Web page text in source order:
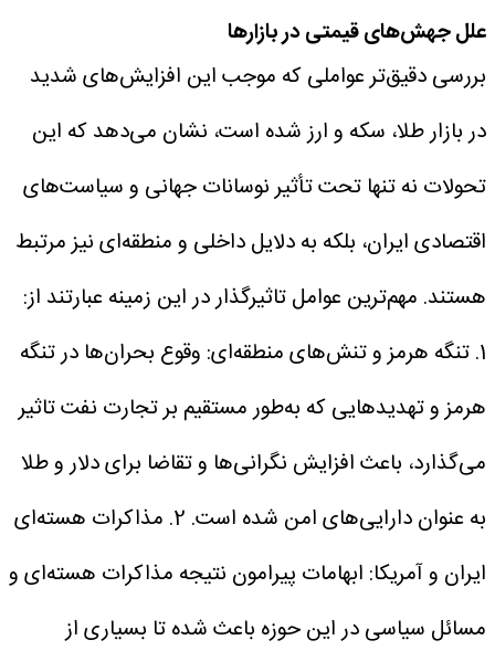
علل جهش‌های قیمتی در بازارها
بررسی دقیق‌تر عواملی که موجب این افزایش‌های شدید
در بازار طلا، سکه و ارز شده است، نشان می‌دهد که این
تحولات نه تنها تحت تأثیر نوسانات جهانی و سیاست‌های
اقتصادی ایران، بلکه به دلایل داخلی و منطقه‌ای نیز مرتبط
هستند. مهم‌ترین عوامل تاثیرگذار در این زمینه عبارتند از:
1. تنگه هرمز و تنش‌های منطقه‌ای: وقوع بحران‌ها در تنگه
هرمز و تهدیدهایی که به‌طور مستقیم بر تجارت نفت تاثیر
می‌گذارد، باعث افزایش نگرانی‌ها و تقاضا برای دلار و طلا
به عنوان دارایی‌های امن شده است. 2. مذاکرات هسته‌ای
ایران و آمریکا: ابهامات پیرامون نتیجه مذاکرات هسته‌ای و
مسائل سیاسی در این حوزه باعث شده تا بسیاری از